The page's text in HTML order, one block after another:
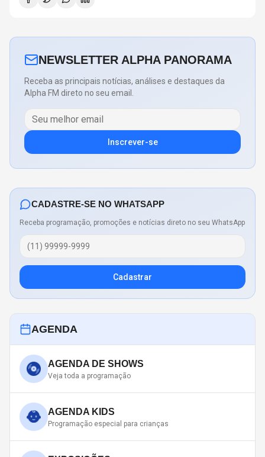
NEWSLETTER ALPHA PANORAMA
Receba as principais notícias, análises e destaques da
Alpha FM direto no seu email.
Inscrever-se
CADASTRE-SE NO WHATSAPP
Receba programação, promoções e notícias direto no seu WhatsApp
Cadastrar
AGENDA
AGENDA DE SHOWS
Veja toda a programação
AGENDA KIDS
Programação especial para crianças